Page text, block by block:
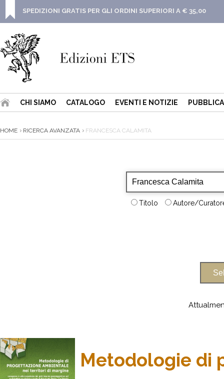
SPEDIZIONI GRATIS PER GLI ORDINI SUPERIORI A € 35,00
CHI SIAMO CATALOGO EVENTI E NOTIZIE
HOME RICERCA AVANZATA FRANCESCA CALAMITA
Titolo Autore/
Metodologie di